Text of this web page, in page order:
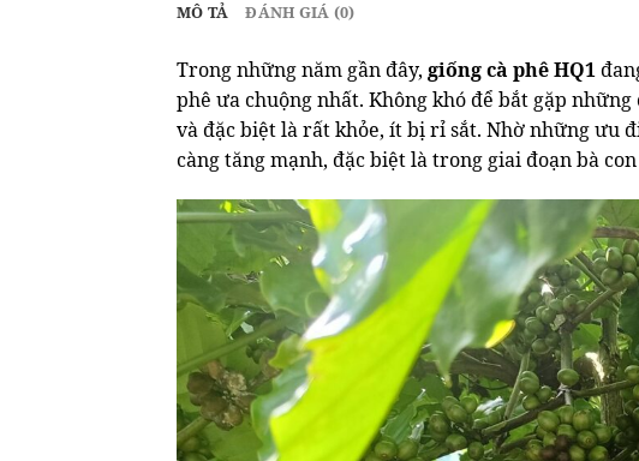
MÔ TẢ ĐÁNH GIÁ (0)
Trong những năm gần đây, giống cà phê HQ1
phê ưa chuộng nhất. Không khó để bắt gặp
và đặc biệt là rất khỏe, ít bị rỉ sắt. Nhờ những ưu
càng tăng mạnh, đặc biệt là trong giai đoạn bà